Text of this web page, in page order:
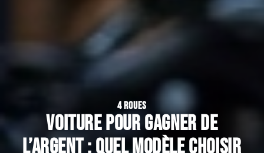
4 ROUES
Voiture pour gagner de
l’argent : quel modèle choisir